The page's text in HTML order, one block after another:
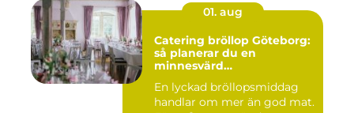
01. aug
Catering bröllop Göteborg:
så planerar du en
minnesvärd
En lyckad bröllopsmiddag
handlar om mer än god mat.